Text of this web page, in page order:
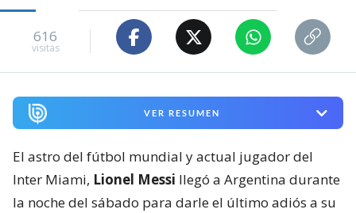
616
visitas
VER RESUMEN
El astro del fútbol mundial y actual jugador del
Inter Miami, Lionel Messi llegó a Argentina durante
la noche del sábado para darle el último adiós a su